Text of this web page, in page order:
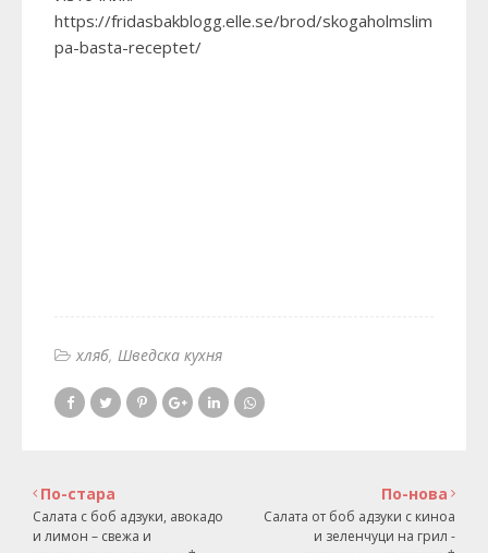
https://fridasbakblogg.elle.se/brod/skogaholmslim
pa-basta-receptet/
хляб Шведска кухня
По-нова
Салата от боб адзуки с киноа
и зеленчуци на грил -
По-стара
Салата с боб адзуки, авокадо
и лимон – свежа и